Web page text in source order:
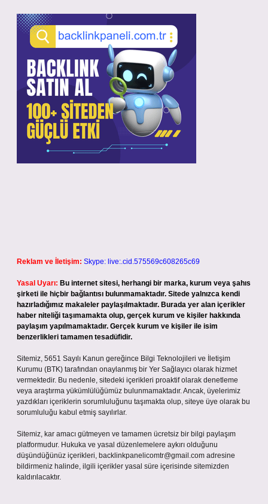
Reklam ve İletişim: Skype: live:.cid.575569c608265c69
Yasal Uyarı: Bu internet sitesi, herhangi bir marka, kurum veya şahıs
şirketi ile hiçbir bağlantısı bulunmamaktadır. Sitede yalnızca kendi
hazırladığımız makaleler paylaşılmaktadır. Burada yer alan içerikler
haber niteliği taşımamakta olup, gerçek kurum ve kişiler hakkında
paylaşım yapılmamaktadır. Gerçek kurum ve kişiler ile isim
benzerlikleri tamamen tesadüfidir.
Sitemiz, 5651 Sayılı Kanun gereğince Bilgi Teknolojileri ve İletişim
Kurumu (BTK) tarafından onaylanmış bir Yer Sağlayıcı olarak hizmet
vermektedir. Bu nedenle, sitedeki içerikleri proaktif olarak denetleme
veya araştırma yükümlülüğümüz bulunmamaktadır. Ancak, üyelerimiz
yazdıkları içeriklerin sorumluluğunu taşımakta olup, siteye üye olarak bu
sorumluluğu kabul etmiş sayılırlar.
Sitemiz, kar amacı gütmeyen ve tamamen ücretsiz bir bilgi paylaşım
platformudur. Hukuka ve yasal düzenlemelere aykırı olduğunu
düşündüğünüz içerikleri, backlinkpanelicomtr@gmail.com adresine
bildirmeniz halinde, ilgili içerikler yasal süre içerisinde sitemizden
kaldırılacaktır.